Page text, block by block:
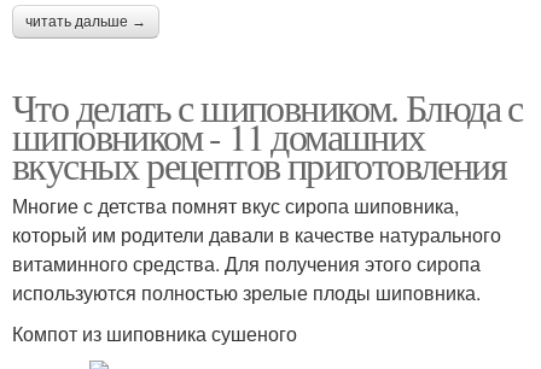
читать дальше →
Что делать с шиповником. Блюда с
шиповником - 11 домашних
вкусных рецептов приготовления
Многие с детства помнят вкус сиропа шиповника,
который им родители давали в качестве натурального
витаминного средства. Для получения этого сиропа
используются полностью зрелые плоды шиповника.
Компот из шиповника сушеного